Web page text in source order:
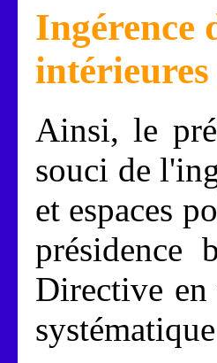
Ingérence
Ainsi, le
souci de
et espaces
présidence
Directive